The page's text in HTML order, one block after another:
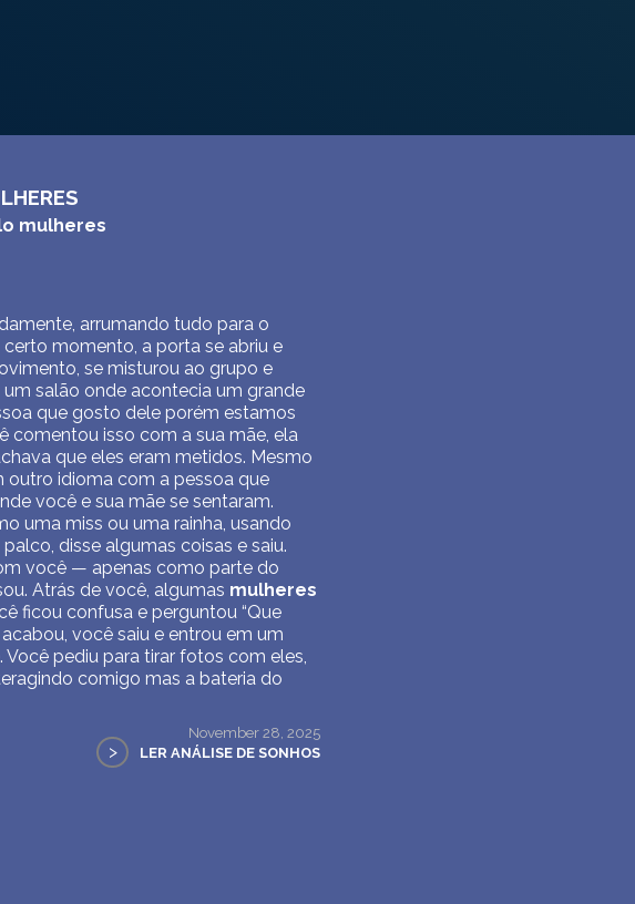
mulheres
arrumando tudo para o
momento, a porta se abriu e
se misturou ao grupo e
salão onde acontecia um grande
que gosto dele porém estamos
comentou isso com a sua mãe, ela
que eles eram metidos. Mesmo
outro idioma com a pessoa que
você e sua mãe se sentaram.
uma miss ou uma rainha, usando
disse algumas coisas e saiu.
você — apenas como parte do
Atrás de você, algumas mulheres
ficou confusa e perguntou “Que
você saiu e entrou em um
pediu para tirar fotos com eles,
comigo mas a bateria do
November 28, 2025
> LER ANÁLISE DE SONHOS